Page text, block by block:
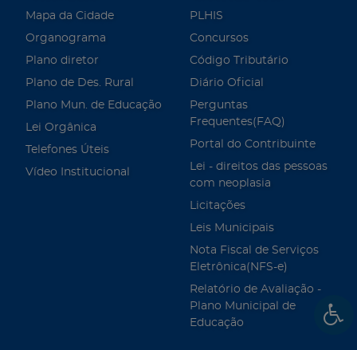
Mapa da Cidade
Organograma
Plano diretor
Plano de Des. Rural
Plano Mun. de Educação
Lei Orgânica
Telefones Úteis
Vídeo Institucional
PLHIS
Concursos
Código Tributário
Diário Oficial
Perguntas
Frequentes(FAQ)
Portal do Contribuinte
Lei - direitos das pessoas
com neoplasia
Licitações
Leis Municipais
Nota Fiscal de Serviços
Eletrônica(NFS-e)
Relatório de Avaliação -
Plano Municipal de
Educação